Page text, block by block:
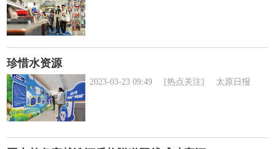
珍惜水资源
2023-03-23 09:49 [热点关注] 太原日报